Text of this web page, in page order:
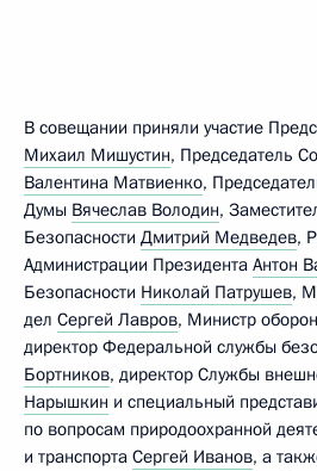
В совещании приняли участие
Михаил Мишустин, Председатель
Валентина Матвиенко,
Думы Вячеслав Володин,
Безопасности Дмитрий Медведев,
Администрации Президента Антон
Безопасности Николай Патрушев,
дел Сергей Лавров, Министр
директор Федеральной службы
Бортников, директор Службы
Нарышкин и специальный
по вопросам природоохранной
и транспорта Сергей Иванов, а